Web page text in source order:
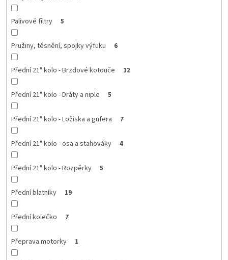
Palivové filtry 5
Pružiny, těsnění, spojky výfuku 6
Přední 21" kolo - Brzdové kotouče 12
Přední 21" kolo - Dráty a niple 5
Přední 21" kolo - Ložiska a gufera 7
Přední 21" kolo - osa a stahováky 4
Přední 21" kolo - Rozpěrky 5
Přední blatníky 19
Přední kolečko 7
Přeprava motorky 1